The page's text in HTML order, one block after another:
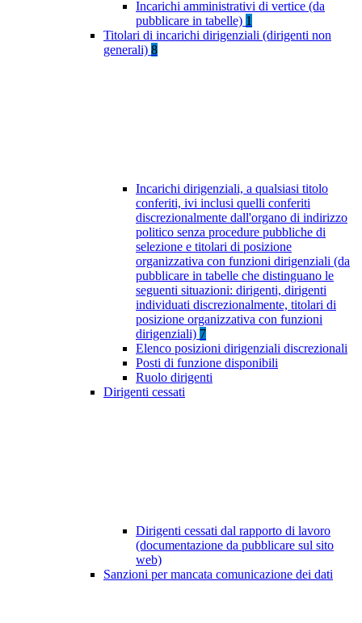
Incarichi amministrativi di vertice (da
pubblicare in tabelle) 1
Titolari di incarichi dirigenziali (dirigenti non
generali) 8
Incarichi dirigenziali, a qualsiasi titolo
conferiti, ivi inclusi quelli conferiti
discrezionalmente dall'organo di indirizzo
politico senza procedure pubbliche di
selezione e titolari di posizione
organizzativa con funzioni dirigenziali (da
pubblicare in tabelle che distinguano le
seguenti situazioni: dirigenti, dirigenti
individuati discrezionalmente, titolari di
posizione organizzativa con funzioni
dirigenziali) 7
Elenco posizioni dirigenziali discrezionali
Posti di funzione disponibili
Ruolo dirigenti
Dirigenti cessati
Dirigenti cessati dal rapporto di lavoro
(documentazione da pubblicare sul sito
web)
Sanzioni per mancata comunicazione dei dati